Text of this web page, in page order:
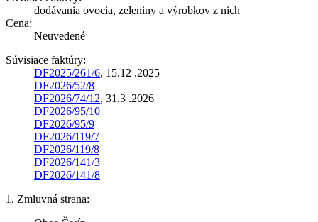
dodávania ovocia, zeleniny a výrobkov z nich
Cena:
Neuvedené
Súvisiace faktúry:
DF2025/261/6, 15.12 .2025
DF2026/52/8
DF2026/74/12, 31.3 .2026
DF2026/95/10
DF2026/95/9
DF2026/119/7
DF2026/119/8
DF2026/141/3
DF2026/141/8
1. Zmluvná strana: